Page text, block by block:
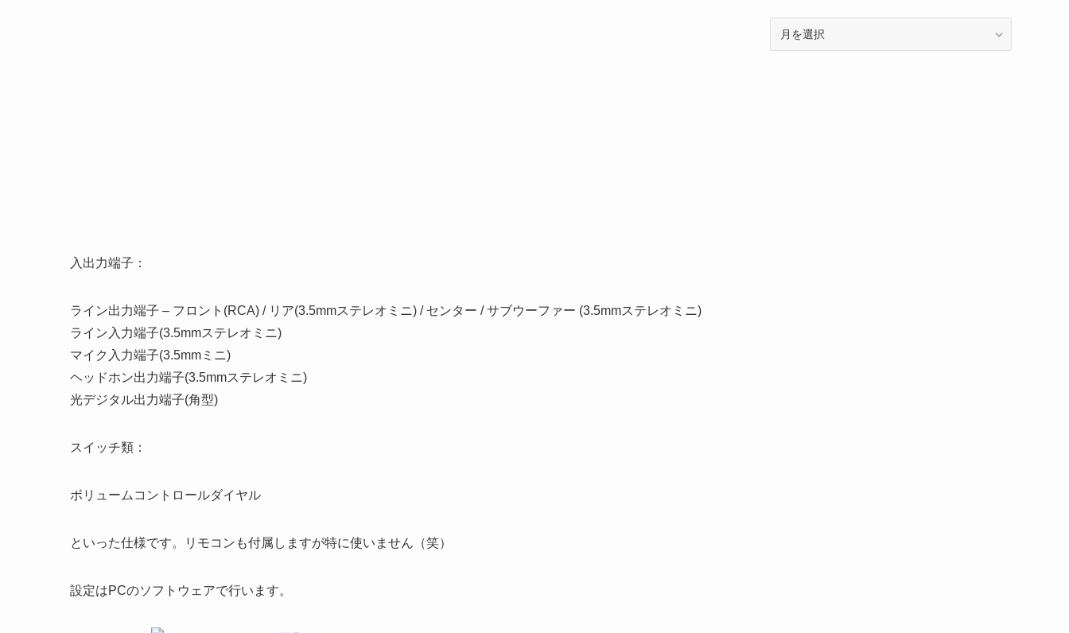
入出力端子：
ライン出力端子 – フロント(RCA) / リア(3.5mmステレオミニ) / センター / サブウーファー (3.5mmステレオミニ)
ライン入力端子(3.5mmステレオミニ)
マイク入力端子(3.5mmミニ)
ヘッドホン出力端子(3.5mmステレオミニ)
光デジタル出力端子(角型)
スイッチ類：
ボリュームコントロールダイヤル
といった仕様です。リモコンも付属しますが特に使いません（笑）
設定はPCのソフトウェアで行います。